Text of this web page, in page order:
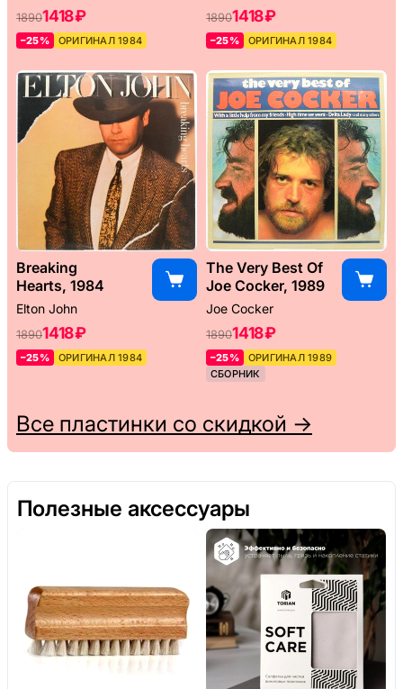
18901418 ₽
–25% ОРИГИНАЛ 1984
18901418 ₽
–25% ОРИГИНАЛ 1984
Breaking
Hearts, 1984
Elton John
18901418 ₽
–25% ОРИГИНАЛ 1984
The Very Best Of
Joe Cocker, 1989
Joe Cocker
18901418 ₽
–25%
ОРИГИНАЛ 1989
СБОРНИК
Все пластинки со скидкой →
Полезные аксессуары